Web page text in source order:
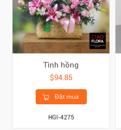
Tình hồng
$94.85
Đặt mua
HGI-4275